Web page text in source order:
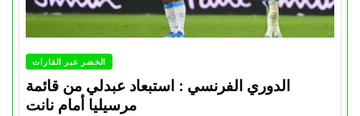
الخضر عبر القارات
الدوري الفرنسي : استبعاد عبدلي من قائمة
مرسيليا أمام نانت